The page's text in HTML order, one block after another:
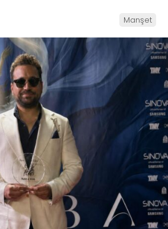
Manşet